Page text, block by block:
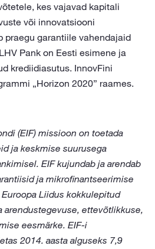
kes vajavad kapitali
või innovatsiooni
praegu garantiile vahendajaid
Pank on Eesti esimene ja
krediidiasutus. InnovFini
„Horizon 2020” raames.
(EIF) missioon on toetada
ja keskmise suurusega
EIF kujundab ja arendab
ja mikrofinantseerimise
Liidus kokkulepitud
arendustegevuse, ettevõtlikkuse,
eesmärke. EIF-i
2014. aasta alguseks 7,9